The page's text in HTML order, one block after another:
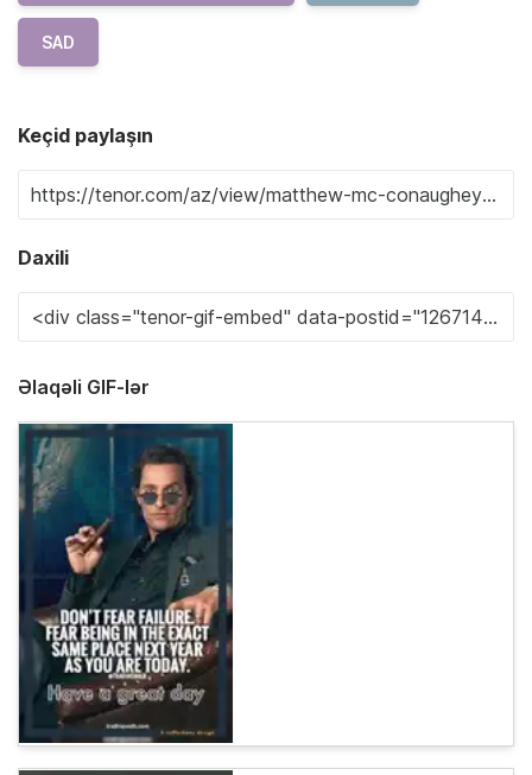
SAD
Keçid paylaşın
Daxili
Əlaqəli GIF-lər